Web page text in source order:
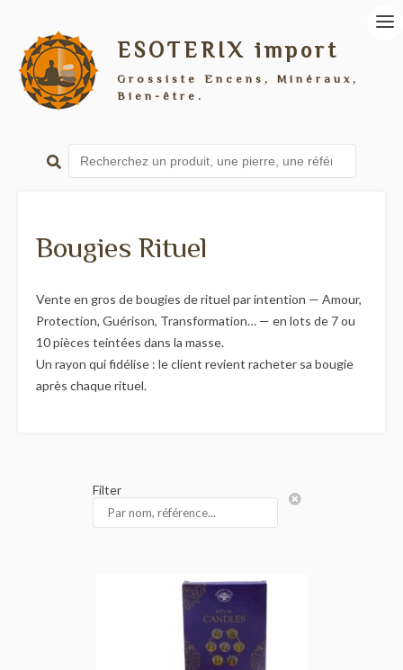
ESOTERIX import
Grossiste Encens, Minéraux,
Bien-être.
Bougies Rituel
Vente en gros de bougies de rituel par intention — Amour,
Protection, Guérison, Transformation… — en lots de 7 ou
10 pièces teintées dans la masse.
Un rayon qui fidélise : le client revient racheter sa bougie
après chaque rituel.
Filter